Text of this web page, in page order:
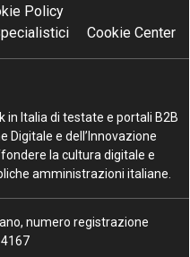
Policy
Cookie Center
in Italia di testate e portali B2B
Digitale e dell’Innovazione
la cultura digitale e
amministrazioni italiane.
numero registrazione